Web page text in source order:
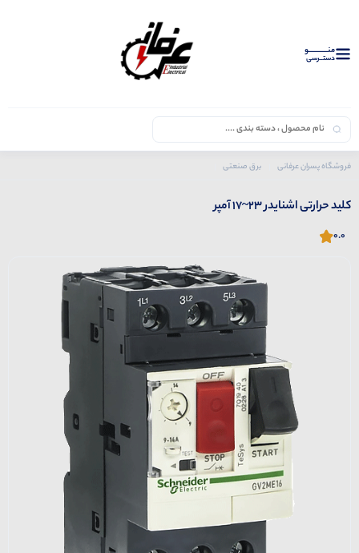
منــــــــــــو
دستــرسی
فروشگاه پسران عرفانی برق صنعتی
کلید حرارتی اشنایدر 23~17 آمپر
0.0